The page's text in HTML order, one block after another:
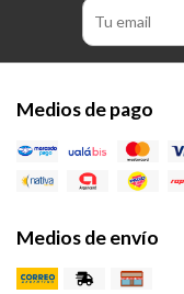
Medios de pago
Medios de envío